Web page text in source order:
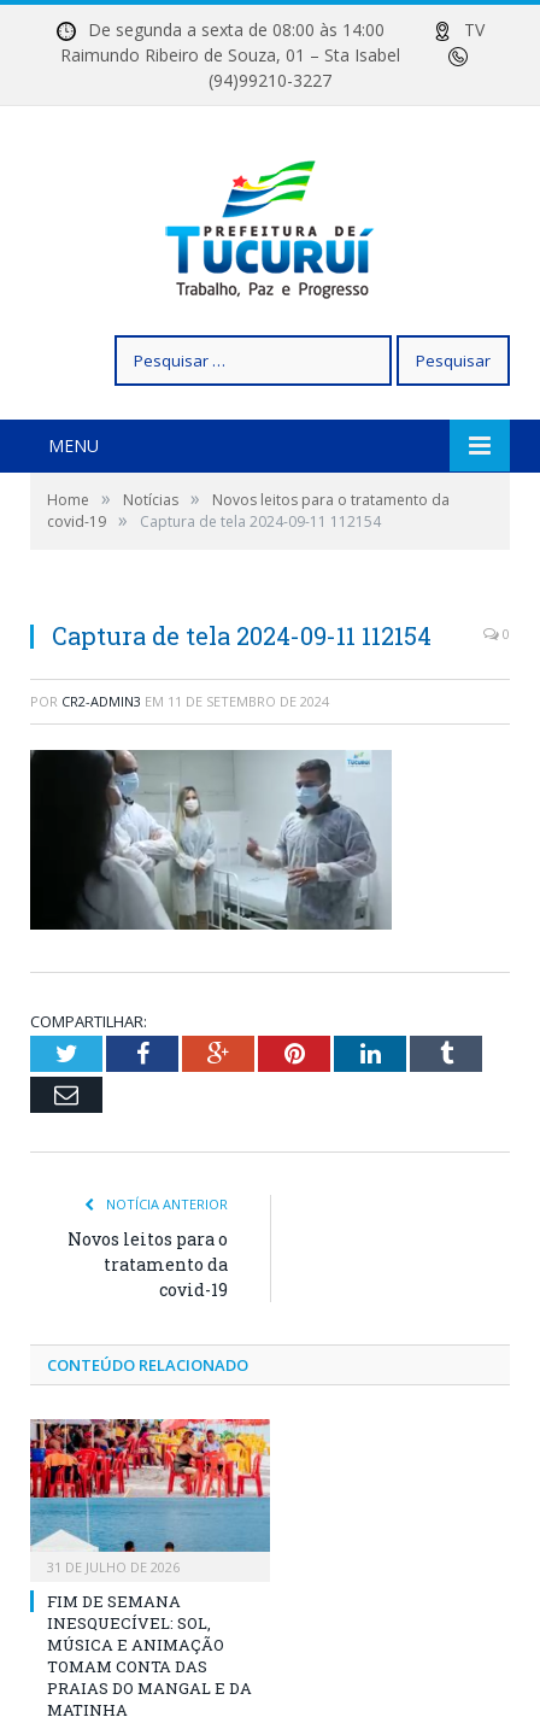
De segunda a sexta de 08:00 às 14:00
TV
Raimundo Ribeiro de Souza, 01 – Sta Isabel
(94)99210-3227
por:
MENU
Home » Notícias »
Novos leitos para o tratamento da
covid-19 » Captura de tela 2024-09-11 112154
Captura de tela 2024-09-11 112154 0
POR CR2-ADMIN3 EM 11 DE SETEMBRO DE 2024
COMPARTILHAR:
TwitterFacebookGoogle+PinterestLinkedInTumblr
Email
NOTÍCIA ANTERIOR
Novos leitos para o
tratamento da
covid-19
CONTEÚDO RELACIONADO
31 DE JULHO DE 2026
FIM DE SEMANA
INESQUECÍVEL: SOL,
MÚSICA E ANIMAÇÃO
TOMAM CONTA DAS
PRAIAS DO MANGAL E DA
MATINHA